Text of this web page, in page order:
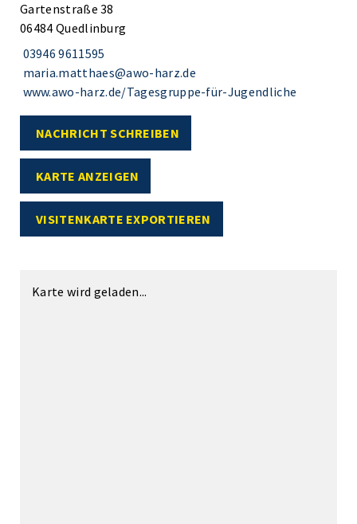
Gartenstraße 38
06484 Quedlinburg
03946 9611595
maria.matthaes@awo-harz.de
www.awo-harz.de/Tagesgruppe-für-Jugendliche
NACHRICHT SCHREIBEN
KARTE ANZEIGEN
VISITENKARTE EXPORTIEREN
Karte wird geladen...